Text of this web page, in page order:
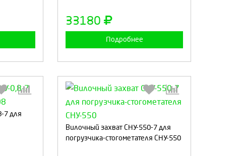
33180
Подробнее
7 для
Вилочный захват СНУ-550-7 для
погрузчика-стогометателя СНУ-550
Выберите количество: